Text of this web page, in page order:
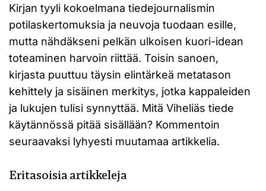
Kirjan tyyli kokoelmana tiedejournalismin
potilaskertomuksia ja neuvoja tuodaan esille,
mutta nähdäkseni pelkän ulkoisen kuori-idean
toteaminen harvoin riittää. Toisin sanoen,
kirjasta puuttuu täysin elintärkeä metatason
kehittely ja sisäinen merkitys, jotka kappaleiden
ja lukujen tulisi synnyttää. Mitä Viheliäs tiede
käytännössä pitää sisällään? Kommentoin
seuraavaksi lyhyesti muutamaa artikkelia.
Eritasoisia artikkeleja